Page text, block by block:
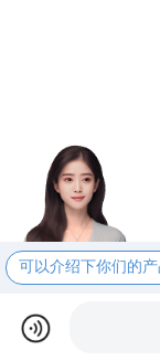
可以介绍下你们的产